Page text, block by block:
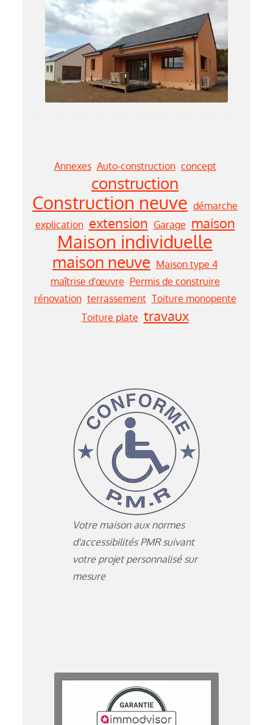
Annexes Auto-construction concept
construction
Construction neuve démarche
explication extension Garage maison
Maison individuelle
maison neuve Maison type 4
maîtrise d'œuvre Permis de construire
rénovation terrassement Toiture monopente
Toiture plate travaux
Votre maison aux normes
d'accessibilités PMR suivant
votre projet personnalisé sur
mesure